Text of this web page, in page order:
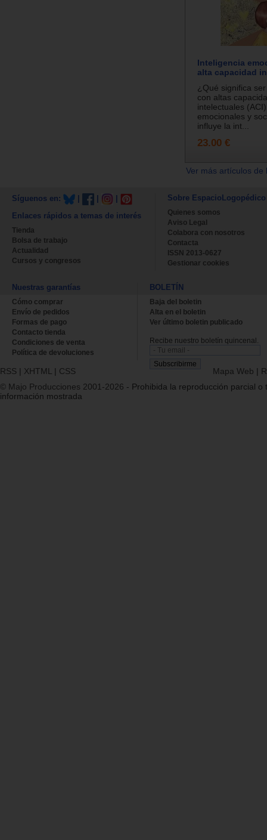
Inteligencia
alta capacidad
¿Qué significa
con altas
intelectuales
emocionales y
influye la int...
23.00 €
Ver más artículos
Síguenos en:
Enlaces rápidos a temas de interés
Tienda
Bolsa de trabajo
Actualidad
Cursos y congresos
Sobre EspacioLogopédico
Quienes somos
Aviso Legal
Colabora con nosotros
Contacta
ISSN 2013-0627
Gestionar cookies
Nuestras garantías
Cómo comprar
Envío de pedidos
Formas de pago
Contacto tienda
Condiciones de venta
Política de devoluciones
BOLETÍN
Baja del boletin
Alta en el boletin
Ver último boletin publicado
Recibe nuestro boletín quincenal.
RSS | XHTML | CSS Mapa Web |
© Majo Producciones 2001-2026 - Prohibida la reproducción parcial o
información mostrada